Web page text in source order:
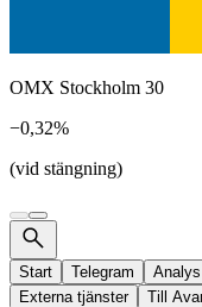
OMX Stockholm 30
−0,32%
(vid stängning)
Start Telegram Analys
Externa tjänster
Till